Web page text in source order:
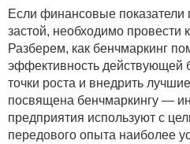
Если финансовые показатели
застой, необходимо провести
Разберем, как бенчмаркинг
эффективность действующей
точки роста и внедрить
посвящена бенчмаркингу —
предприятия используют с
передового опыта наиболее